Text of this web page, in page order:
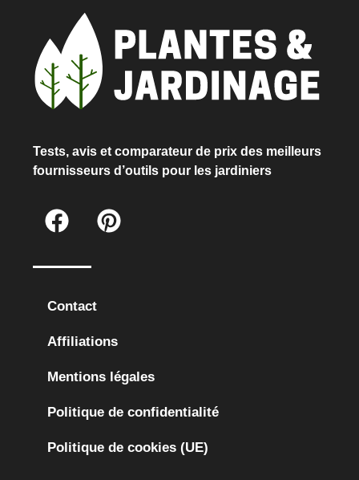
Tests, avis et comparateur de prix des meilleurs
fournisseurs d’outils pour les jardiniers
Contact
Affiliations
Mentions légales
Politique de confidentialité
Politique de cookies (UE)